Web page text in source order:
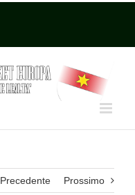
Precedente Prossimo